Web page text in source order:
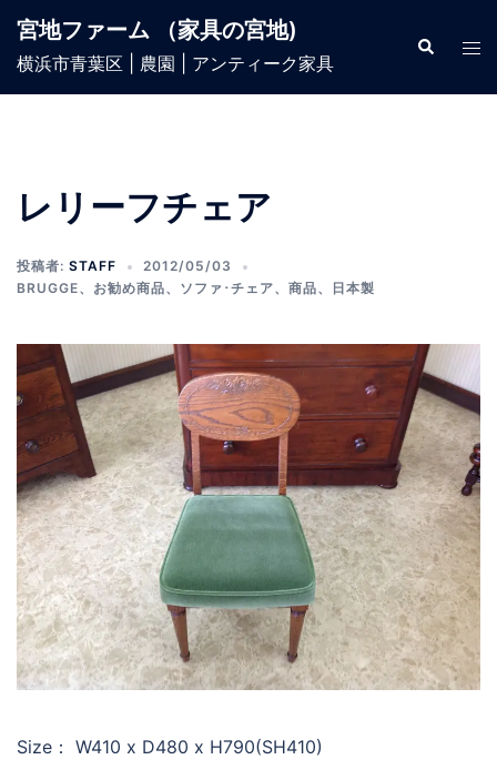
宮地ファーム （家具の宮地)
横浜市青葉区 | 農園 | アンティーク家具
レリーフチェア
投稿者: STAFF
2012/05/03
BRUGGE、 お勧め商品、 ソファ･チェア、 商品、 日本製
Size： W410 x D480 x H790(SH410)